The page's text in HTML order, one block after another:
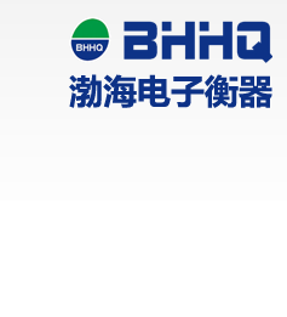
电子汽车衡的检定项目有哪些？
根据JJG539—2016《数字指示秤》